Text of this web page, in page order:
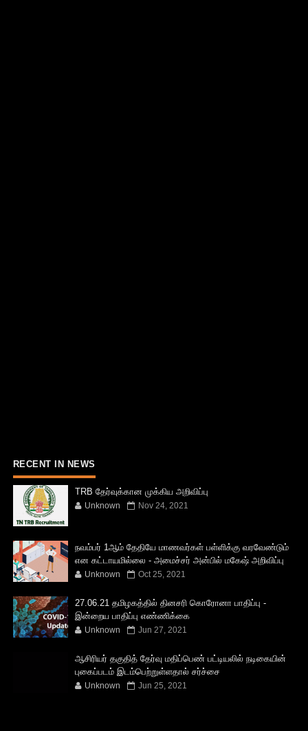
RECENT IN NEWS
TRB தேர்வுக்கான முக்கிய அறிவிப்பு
Unknown Nov 24, 2021
நவம்பர் 1ஆம் தேதியே மாணவர்கள் பள்ளிக்கு வரவேண்டும்
என கட்டாயமில்லை - அமைச்சர் அன்பில் மகேஷ் அறிவிப்பு
Unknown Oct 25, 2021
27.06.21 தமிழகத்தில் தினசரி கொரோனா பாதிப்பு -
இன்றைய பாதிப்பு எண்ணிக்கை
Unknown Jun 27, 2021
ஆசிரியர் தகுதித் தேர்வு மதிப்பெண் பட்டியலில் நடிகையின்
புகைப்படம் இடம்பெற்றுள்ளதால் சர்ச்சை
Unknown Jun 25, 2021